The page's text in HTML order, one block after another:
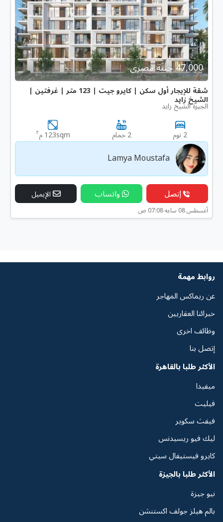
47,000 جنية مصرى
شقة للإيجار أول سكن | كايرو جيت | 123 متر | غرفتين |
الشيخ زايد
الجيزة الشيخ زايد
2 نوم 2 حمام 123sqm م ٢
Lamya Moustafa
إتصل واتساب الإيميل
أغسطس 08 ساعه 07:08 ص
روابط مهمة
عن ريماكس المهاجر
خبرائنا العقاريين
وظائف اخرى
إتصل بنا
الأكثر طلبا بالقاهرة
ميفيدا
فيليت
فيفث سكوير
ليك فيو ريسيدنس
كايرو فيستيفال سيتي
الأكثر طلبا بالجيزة
نيو جيزة
بالم هيلز جولف اكستنشن